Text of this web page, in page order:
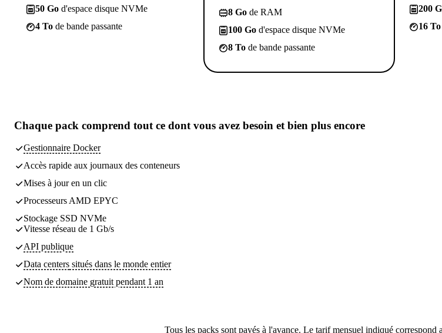
50 Go d'espace disque NVMe
4 To de bande passante
8 Go de RAM
100 Go d'espace disque NVMe
8 To de bande passante
200
16 To
Chaque pack comprend tout ce dont vous avez besoin et bien plus encore
Gestionnaire Docker
Accès rapide aux journaux des conteneurs
Mises à jour en un clic
Processeurs AMD EPYC
Stockage SSD NVMe
Vitesse réseau de 1 Gb/s
API publique
Data centers situés dans le monde entier
Nom de domaine gratuit pendant 1 an
Tous les packs sont payés à l'avance. Le tarif mensuel indiqué